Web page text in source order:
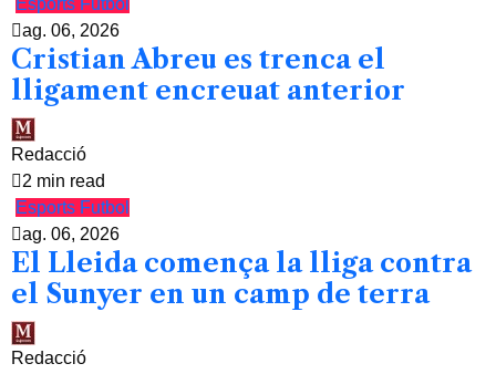
Esports Futbol
ag. 06, 2026
Cristian Abreu es trenca el
lligament encreuat anterior
Redacció
2 min read
Esports Futbol
ag. 06, 2026
El Lleida comença la lliga contra
el Sunyer en un camp de terra
Redacció